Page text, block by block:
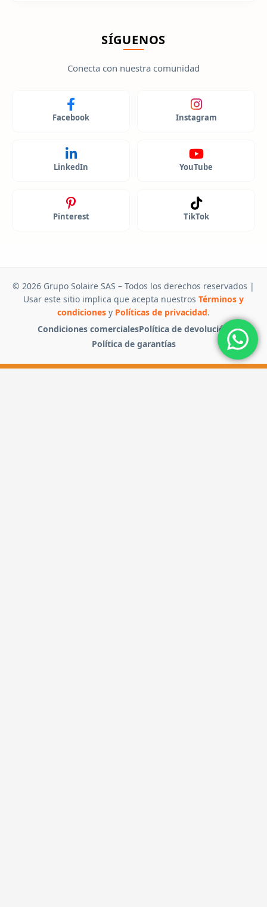
SÍGUENOS
Conecta con nuestra comunidad
Facebook Instagram
LinkedIn YouTube
Pinterest TikTok
© 2026 Grupo Solaire SAS – Todos los derechos reservados |
Usar este sitio implica que acepta nuestros Términos y
condiciones y Políticas de privacidad.
Condiciones comercialesPolítica de devolución
Política de garantías